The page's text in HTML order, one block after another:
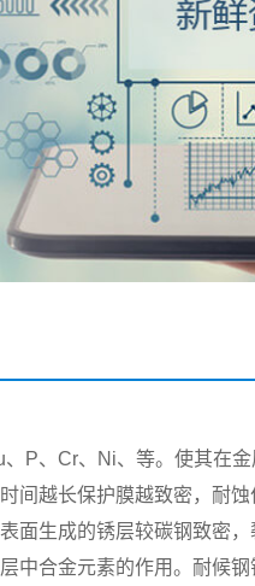
P、Cr、Ni、等。使其在
间越长保护膜越致密，耐
面生成的锈层较碳钢致密
中合金元素的作用。耐候